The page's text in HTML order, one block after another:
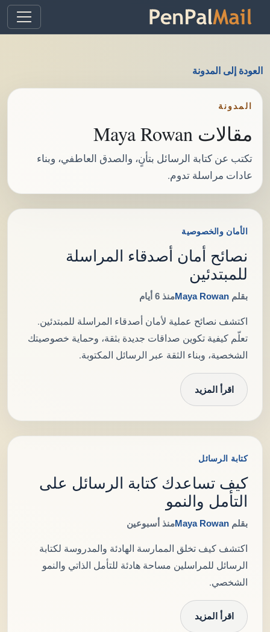
العودة إلى المدونة
المدونة
مقالات Maya Rowan
تكتب عن كتابة الرسائل بتأنٍ، والصدق العاطفي، وبناء
عادات مراسلة تدوم.
الأمان والخصوصية
نصائح أمان أصدقاء المراسلة
للمبتدئين
بقلم Maya Rowanمنذ 6 أيام
اكتشف نصائح عملية لأمان أصدقاء المراسلة للمبتدئين.
تعلّم كيفية تكوين صداقات جديدة بثقة، وحماية خصوصيتك
الشخصية، وبناء الثقة عبر الرسائل المكتوبة.
اقرأ المزيد
كتابة الرسائل
كيف تساعدك كتابة الرسائل على
التأمل والنمو
بقلم Maya Rowanمنذ أسبوعين
اكتشف كيف تخلق الممارسة الهادئة والمدروسة لكتابة
الرسائل للمراسلين مساحة هادئة للتأمل الذاتي والنمو
الشخصي.
اقرأ المزيد